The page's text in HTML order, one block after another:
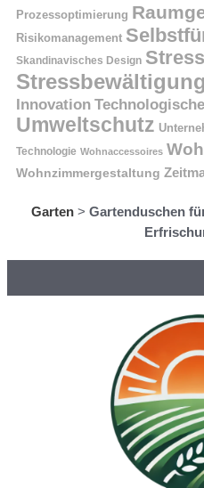
Prozessoptimierung
Risikomanagement
Skandinavisches Design
Stressbewältigung
Innovation
Umweltschutz
Technologie Wohnaccessoires
Wohnzimmergestaltung
Garten > Gartenduschen